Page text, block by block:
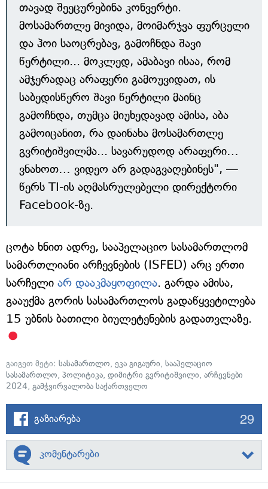
თავად შეეცურებინა კონვერტი.
მოსამართლე მივიდა, მოიმარჯვა ფურცელი
და ჰოი საოცრებავ, გამოჩნდა შავი
წერტილი... მოკლედ, ამაბავი ისაა, რომ
ამჯერადაც არაფერი გამოუვიდათ, ის
საბედისწერო შავი წერტილი მაინც
გამოჩნდა, თუმცა მიუხედავად ამისა, აბა
გამოიცანით, რა დაინახა მოსამართლე
გვრიტიშვილმა... სავარუდოდ არაფერი…
ვნახოთ… ვიდეო არ გადაგვაღებინეს", —
წერს TI-ის აღმასრულებელი დირექტორი
Facebook-ზე.
ცოტა ხნით ადრე, სააპელაციო სასამართლომ
სამართლიანი არჩევნების (ISFED) არც ერთი
სარჩელი არ დააკმაყოფილა. გარდა ამისა,
გააუქმა გორის სასამართლოს გადაწყვეტილება
15 უბნის ბათილი ბიულეტენების გადათვლაზე.
გაიგეთ მეტი: სასამართლო, ეკა გიგაური, სააპელაციო
სასამართლო, პოლიტიკა, დიმიტრი გვრიტიშვილი, არჩევნები
2024, გამჭვირვალობა საქართველო
გაზიარება 29
კომენტარები